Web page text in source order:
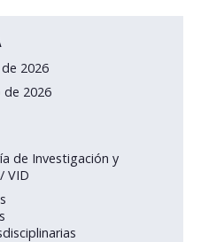
2026
de 2026
de Investigación y
VID